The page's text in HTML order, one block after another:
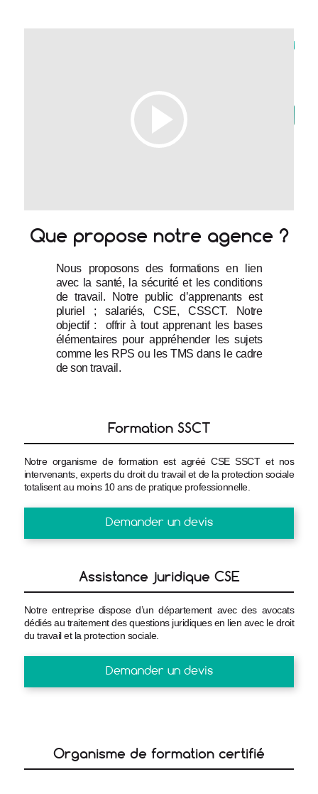
Que propose notre agence ?
Nous proposons des formations en lien
avec la santé, la sécurité et les conditions
de travail. Notre public d’apprenants est
pluriel ; salariés, CSE, CSSCT. Notre
objectif :  offrir à tout apprenant les bases
élémentaires pour appréhender les sujets
comme les RPS ou les TMS dans le cadre
de son travail.
Formation SSCT
Notre organisme de formation est agréé CSE SSCT et nos
intervenants, experts du droit du travail et de la protection sociale
totalisent au moins 10 ans de pratique professionnelle.
Demander un devis
Assistance juridique CSE
Notre entreprise dispose d’un département avec des avocats
dédiés au traitement des questions juridiques en lien avec le droit
du travail et la protection sociale.
Demander un devis
Organisme de formation certifié